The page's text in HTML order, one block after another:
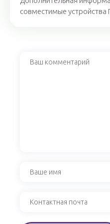
совместимые устройства